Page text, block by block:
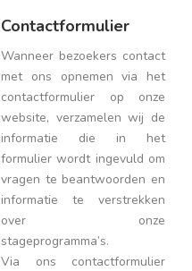
Contactformulier
Wanneer bezoekers contact
met ons opnemen via het
contactformulier op onze
website, verzamelen wij de
informatie die in het
formulier wordt ingevuld om
vragen te beantwoorden en
informatie te verstrekken
over onze
stageprogramma’s.
Via ons contactformulier